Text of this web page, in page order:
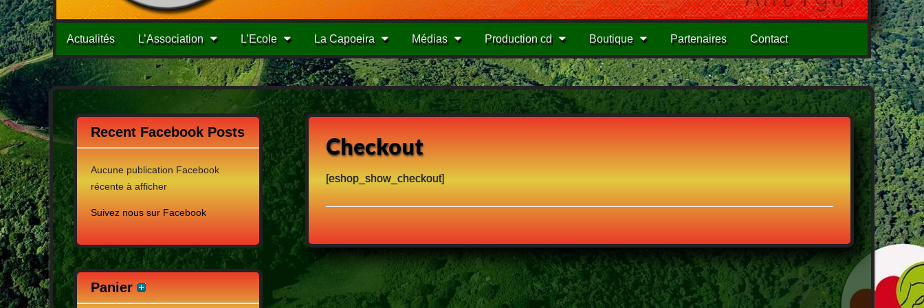
Menu
principale
contenu
Actualités L’Association L’Ecole La Capoeira Médias Production cd Boutique Partenaires Contact
Checkout
[eshop_show_checkout]
Recent Facebook Posts
Aucune publication Facebook
récente à afficher
Suivez nous sur Facebook
Panier